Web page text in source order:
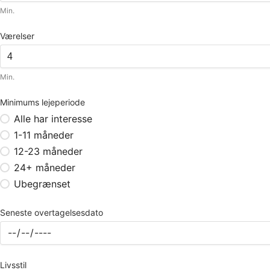
Min.
Værelser
Min.
Minimums lejeperiode
Alle har interesse
1-11 måneder
12-23 måneder
24+ måneder
Ubegrænset
Seneste overtagelsesdato
Livsstil